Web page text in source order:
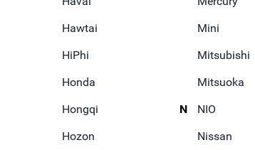
Hawtai
HiPhi
Honda
Hongqi
Hozon
Mini
Mitsubishi
Mitsuoka
N
NIO
Nissan